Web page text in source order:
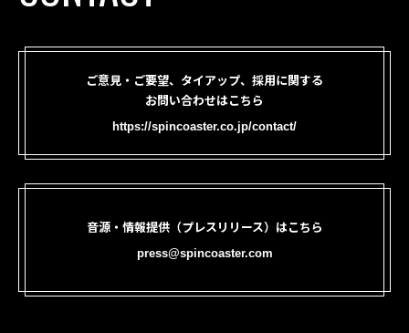
ご意見・ご要望、タイアップ、採用に関する
お問い合わせはこちら
https://spincoaster.co.jp/contact/
音源・情報提供（プレスリリース）はこちら
press@spincoaster.com